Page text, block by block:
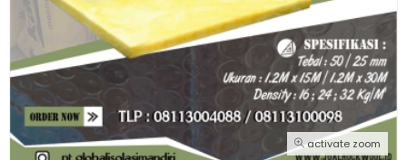
activate zoom